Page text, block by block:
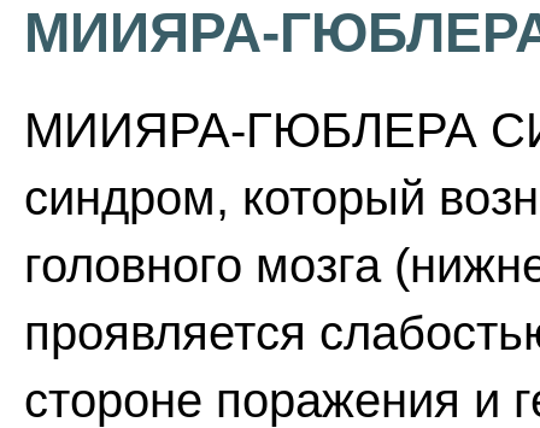
МИИЯРА-
МИИЯРА-ГЮБЛЕРА
синдром, который
головного мозга
проявляется
стороне поражения и